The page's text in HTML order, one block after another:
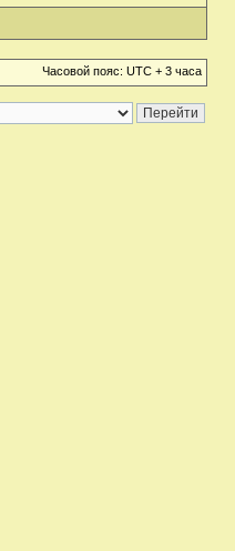
Часовой пояс: UTC + 3 часа